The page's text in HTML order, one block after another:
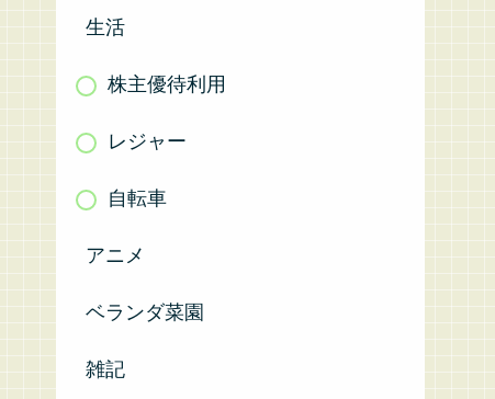
生活
株主優待利用
レジャー
自転車
アニメ
ベランダ菜園
雑記